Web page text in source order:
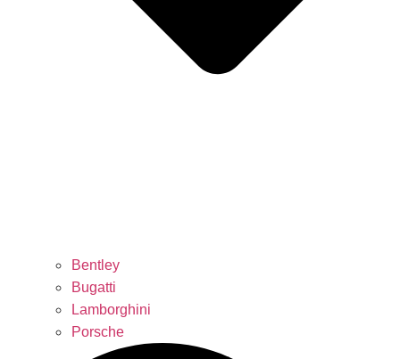
Bentley
Bugatti
Lamborghini
Porsche